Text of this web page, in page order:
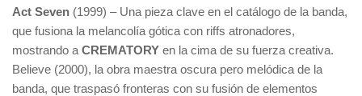
Act Seven (1999) – Una pieza clave en el catálogo de la banda,
que fusiona la melancolía gótica con riffs atronadores,
mostrando a CREMATORY en la cima de su fuerza creativa.
Believe (2000), la obra maestra oscura pero melódica de la
banda, que traspasó fronteras con su fusión de elementos